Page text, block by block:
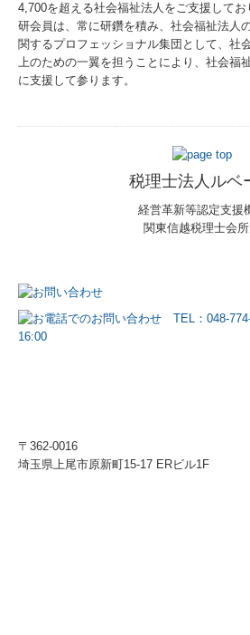
4,700を超える社会福祉法人をご支援して
研会員は、常に研鑽を積み、社会福祉法人
関するプロフェッショナル集団として、社
上のための一翼を担うことにより、社会福
に支援して参ります。
税理士法人ルベ
経営革新等認定支援
関東信越税理士会
〒362-0016
埼玉県上尾市原新町15-17 ERビル1F